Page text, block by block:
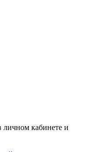
личном кабинете и